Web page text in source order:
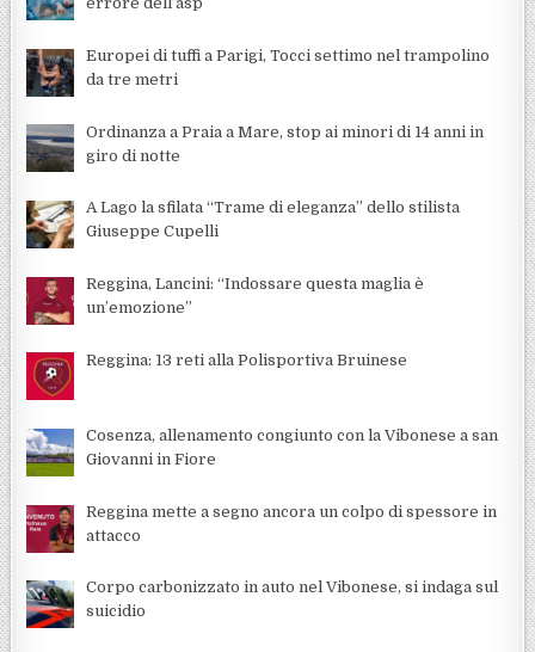
Europei di tuffi a Parigi, Tocci settimo nel trampolino
da tre metri
Ordinanza a Praia a Mare, stop ai minori di 14 anni in
giro di notte
A Lago la sfilata “Trame di eleganza” dello stilista
Giuseppe Cupelli
Reggina, Lancini: “Indossare questa maglia è
un’emozione”
Reggina: 13 reti alla Polisportiva Bruinese
Cosenza, allenamento congiunto con la Vibonese a san
Giovanni in Fiore
Reggina mette a segno ancora un colpo di spessore in
attacco
Corpo carbonizzato in auto nel Vibonese, si indaga sul
suicidio